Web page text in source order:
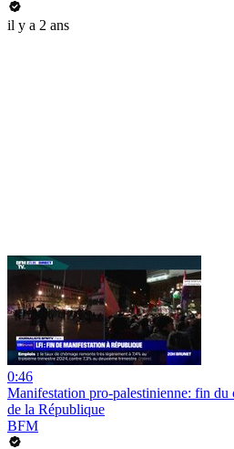
il y a 2 ans
0:46
Manifestation pro-palestinienne: fin du
de la République
BFM